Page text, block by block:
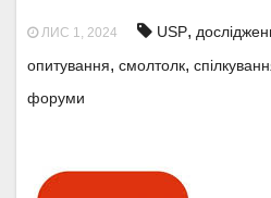
ЛИС 1, 2024 USP,
опитування, смолтолк,
форуми